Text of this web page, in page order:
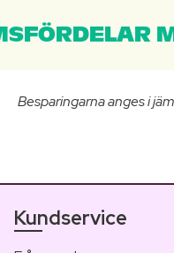
Besparingarna anges i
Kundservice